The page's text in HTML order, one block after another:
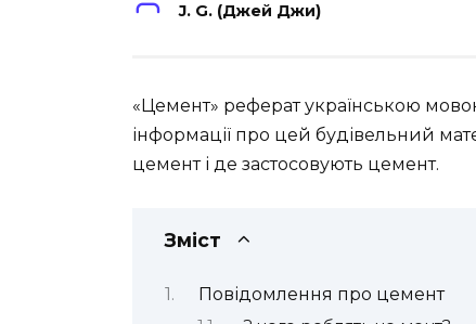
J. G. (Джей Джи)
«Цемент» реферат українською
інформації про цей будівельний
цемент і де застосовують цемент.
Зміст
Повідомлення про цемент